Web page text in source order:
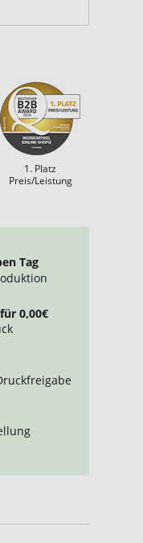
1. Platz
Preis/Leistung
Tag
0,00€